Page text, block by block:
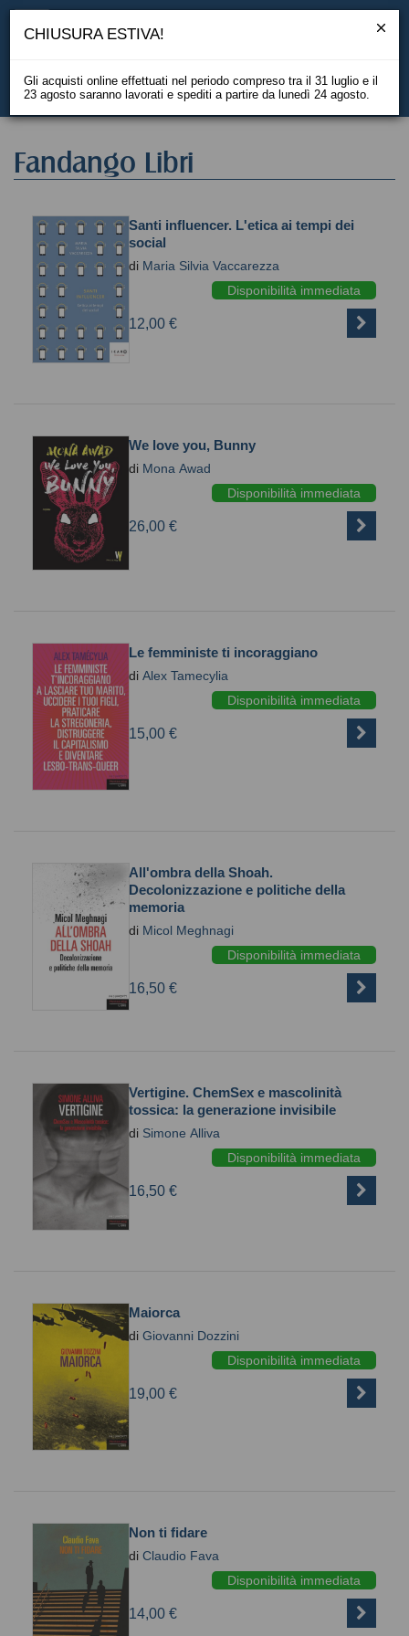
EN
Fandango Libri
Santi influencer. L'etica ai tempi dei
social
di Maria Silvia Vaccarezza
Disponibilità immediata
12,00 €
We love you, Bunny
di Mona Awad
Disponibilità immediata
26,00 €
Le femministe ti incoraggiano
di Alex Tamecylia
Disponibilità immediata
15,00 €
All'ombra della Shoah.
Decolonizzazione e politiche della
memoria
di Micol Meghnagi
Disponibilità immediata
16,50 €
Vertigine. ChemSex e mascolinità
tossica: la generazione invisibile
di Simone Alliva
Disponibilità immediata
16,50 €
Maiorca
di Giovanni Dozzini
Disponibilità immediata
19,00 €
Non ti fidare
di Claudio Fava
Disponibilità immediata
14,00 €
CHIUSURA ESTIVA!
Gli acquisti online effettuati nel periodo compreso tra il 31 luglio e il
23 agosto saranno lavorati e spediti a partire da lunedì 24 agosto.